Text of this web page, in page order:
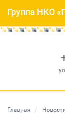
Группа НКО
Главная Новости